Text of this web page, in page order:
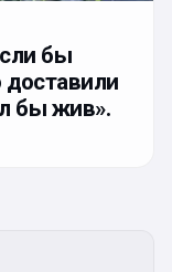
бы
бы жив».